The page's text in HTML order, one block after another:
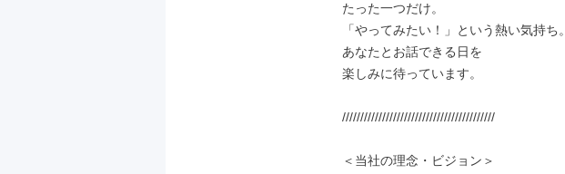
たった一つだけ。
「やってみたい！」という熱い気持ち。
あなたとお話できる日を
楽しみに待っています。
//////////////////////////////////////////
＜当社の理念・ビジョン＞